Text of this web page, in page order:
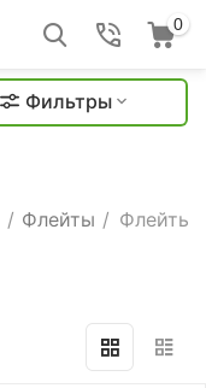
0
Фильтры
/ Флейты / Флейты